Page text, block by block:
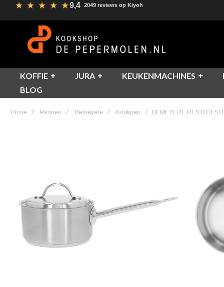
★ ★ ★ ★ ★9,4 2049 reviews op Kiyoh
KOFFIE JURA KEUKENMACHINES
BLOG
Home Pannen Demeyere Kookpan DEMEYERE RESTO 3
images
gallery